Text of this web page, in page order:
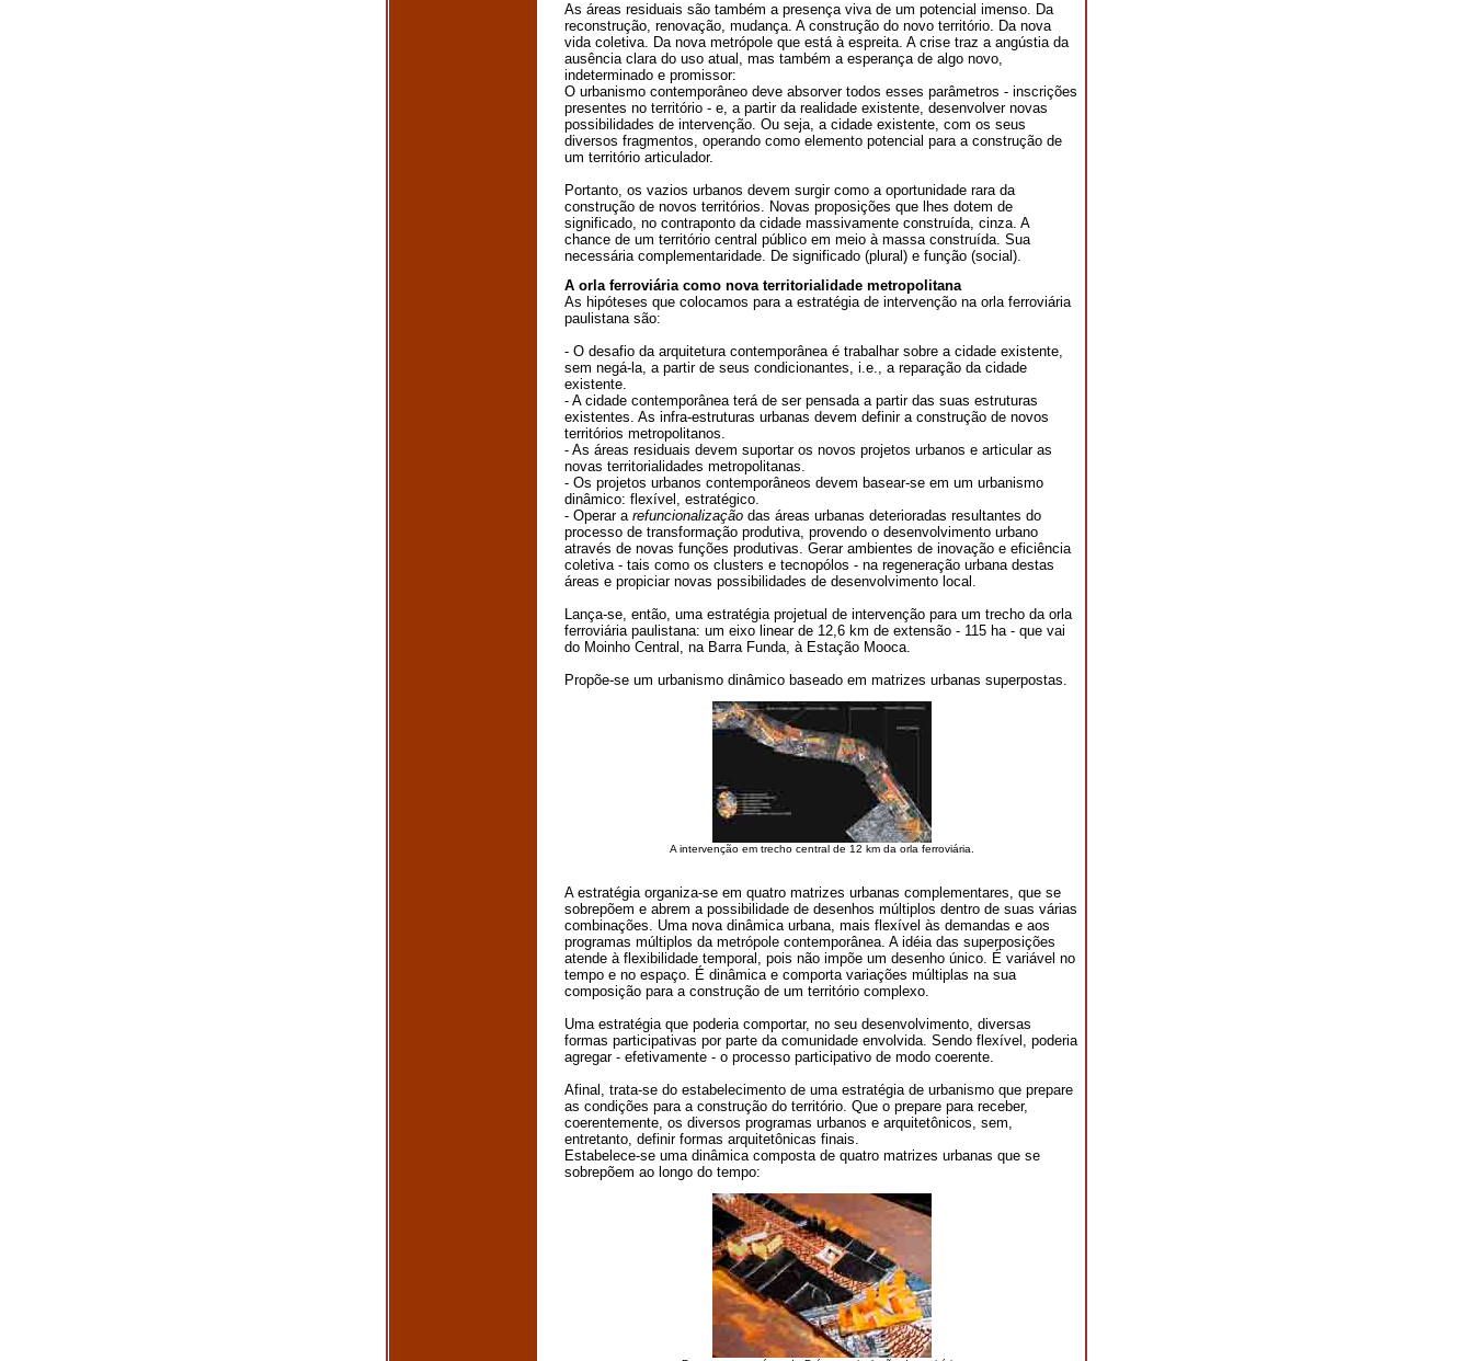
As áreas residuais são também a presença viva de um potencial imenso. Da
reconstrução, renovação, mudança. A construção do novo território. Da nova
vida coletiva. Da nova metrópole que está à espreita. A crise traz a angústia da
ausência clara do uso atual, mas também a esperança de algo novo,
indeterminado e promissor:
O urbanismo contemporâneo deve absorver todos esses parâmetros - inscrições
presentes no território - e, a partir da realidade existente, desenvolver novas
possibilidades de intervenção. Ou seja, a cidade existente, com os seus
diversos fragmentos, operando como elemento potencial para a construção de
um território articulador.
Portanto, os vazios urbanos devem surgir como a oportunidade rara da
construção de novos territórios. Novas proposições que lhes dotem de
significado, no contraponto da cidade massivamente construída, cinza. A
chance de um território central público em meio à massa construída. Sua
necessária complementaridade. De significado (plural) e função (social).
A orla ferroviária como nova territorialidade metropolitana
As hipóteses que colocamos para a estratégia de intervenção na orla ferroviária
paulistana são:
- O desafio da arquitetura contemporânea é trabalhar sobre a cidade existente,
sem negá-la, a partir de seus condicionantes, i.e., a reparação da cidade
existente.
- A cidade contemporânea terá de ser pensada a partir das suas estruturas
existentes. As infra-estruturas urbanas devem definir a construção de novos
territórios metropolitanos.
- As áreas residuais devem suportar os novos projetos urbanos e articular as
novas territorialidades metropolitanas.
- Os projetos urbanos contemporâneos devem basear-se em um urbanismo
dinâmico: flexível, estratégico.
- Operar a refuncionalização das áreas urbanas deterioradas resultantes do
processo de transformação produtiva, provendo o desenvolvimento urbano
através de novas funções produtivas. Gerar ambientes de inovação e eficiência
coletiva - tais como os clusters e tecnopólos - na regeneração urbana destas
áreas e propiciar novas possibilidades de desenvolvimento local.
Lança-se, então, uma estratégia projetual de intervenção para um trecho da orla
ferroviária paulistana: um eixo linear de 12,6 km de extensão - 115 ha - que vai
do Moinho Central, na Barra Funda, à Estação Mooca.
Propõe-se um urbanismo dinâmico baseado em matrizes urbanas superpostas.
A intervenção em trecho central de 12 km da orla ferroviária.
A estratégia organiza-se em quatro matrizes urbanas complementares, que se
sobrepõem e abrem a possibilidade de desenhos múltiplos dentro de suas várias
combinações. Uma nova dinâmica urbana, mais flexível às demandas e aos
programas múltiplos da metrópole contemporânea. A idéia das superposições
atende à flexibilidade temporal, pois não impõe um desenho único. É variável no
tempo e no espaço. É dinâmica e comporta variações múltiplas na sua
composição para a construção de um território complexo.
Uma estratégia que poderia comportar, no seu desenvolvimento, diversas
formas participativas por parte da comunidade envolvida. Sendo flexível, poderia
agregar - efetivamente - o processo participativo de modo coerente.
Afinal, trata-se do estabelecimento de uma estratégia de urbanismo que prepare
as condições para a construção do território. Que o prepare para receber,
coerentemente, os diversos programas urbanos e arquitetônicos, sem,
entretanto, definir formas arquitetônicas finais.
Estabelece-se uma dinâmica composta de quatro matrizes urbanas que se
sobrepõem ao longo do tempo: